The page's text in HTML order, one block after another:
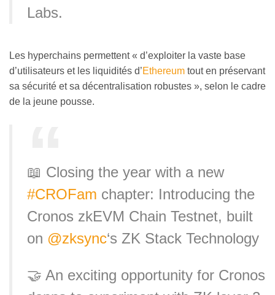
Labs.
Les hyperchains permettent « d’exploiter la vaste base
d’utilisateurs et les liquidités d’Ethereum tout en préservant
sa sécurité et sa décentralisation robustes », selon le cadre
de la jeune pousse.
📖 Closing the year with a new
#CROFam chapter: Introducing the
Cronos zkEVM Chain Testnet, built
on @zksync‘s ZK Stack Technology
🤝 An exciting opportunity for Cronos